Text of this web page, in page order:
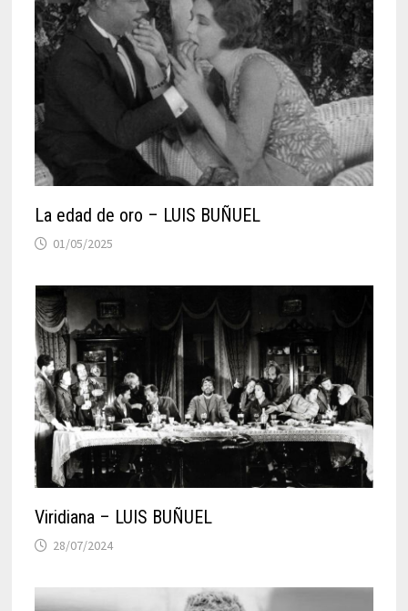
La edad de oro – LUIS BUÑUEL
01/05/2025
Viridiana – LUIS BUÑUEL
28/07/2024